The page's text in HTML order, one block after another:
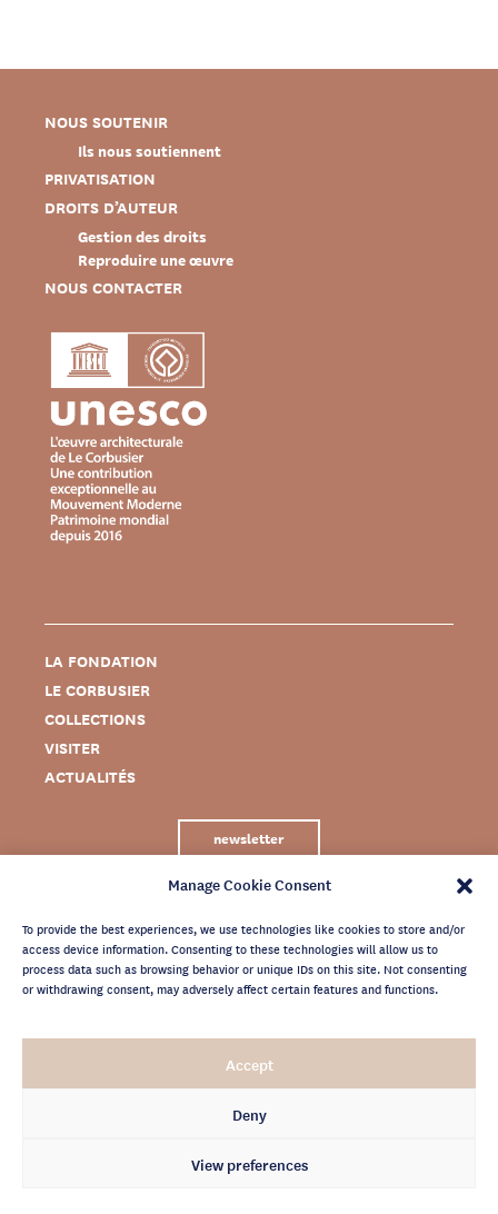
Manage Cookie Consent
To provide the best experiences, we use technologies like cookies to store and/or
access device information. Consenting to these technologies will allow us to
process data such as browsing behavior or unique IDs on this site. Not consenting
or withdrawing consent, may adversely affect certain features and functions.
Accept
Deny
View preferences
NOUS SOUTENIR
Ils nous soutiennent
PRIVATISATION
DROITS D’AUTEUR
Gestion des droits
Reproduire une œuvre
NOUS CONTACTER
LA FONDATION
LE CORBUSIER
COLLECTIONS
VISITER
ACTUALITÉS
newsletter
MENTIONS LÉGALES
CRÉDITS
POLITIQUE DE CONFIDENTIALITÉ
ARCHIVES NEWSLETTER